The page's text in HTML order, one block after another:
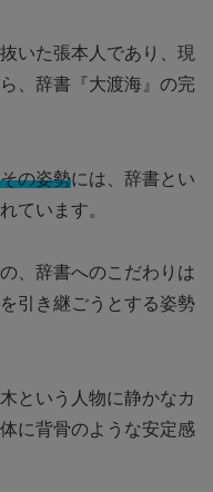
いた張本人であり、現
、辞書『大渡海』の完
の姿勢には、辞書とい
ています。
、辞書へのこだわりは
引き継ごうとする姿勢
という人物に静かなカ
に背骨のような安定感